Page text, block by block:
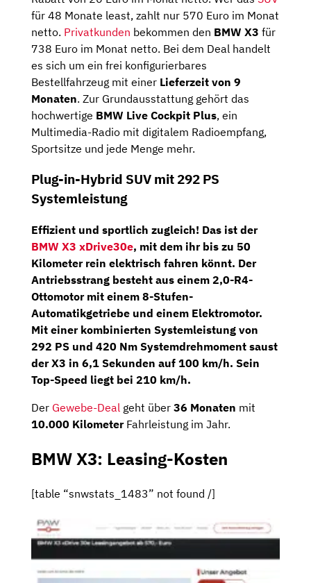
für 48 Monate least, zahlt nur 570 Euro im Monat
netto. Privatkunden bekommen den BMW X3 für
738 Euro im Monat netto. Bei dem Deal handelt
es sich um ein frei konfigurierbares
Bestellfahrzeug mit einer Lieferzeit von 9
Monaten. Zur Grundausstattung gehört das
hochwertige BMW Live Cockpit Plus, ein
Multimedia-Radio mit digitalem Radioempfang,
Sportsitze und jede Menge mehr.
Plug-in-Hybrid SUV mit 292 PS
Systemleistung
Effizient und sportlich zugleich! Das ist der
BMW X3 xDrive30e, mit dem ihr bis zu 50
Kilometerrein elektrisch fahren könnt. Der
Antriebsstrang besteht aus einem 2,0-R4-
Ottomotormit einem 8-Stufen-
Automatikgetriebe und einem Elektromotor.
Mit einer kombinierten Systemleistung von
292 PS und 420 Nm Systemdrehmoment saust
der X3 in 6,1 Sekunden auf 100 km/h. Sein
Top-Speed liegt bei 210 km/h.
Der Gewebe-Deal geht über 36 Monaten mit
10.000 KilometerFahrleistung im Jahr.
BMW X3: Leasing-Kosten
[table “snwstats_1483” not found /]